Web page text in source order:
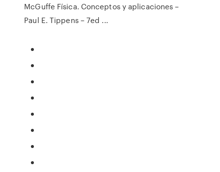
McGuffe Física. Conceptos y aplicaciones –
Paul E. Tippens – 7ed ...